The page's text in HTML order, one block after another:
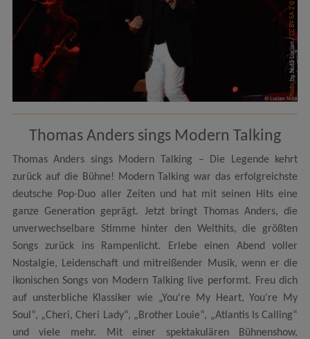
Photo
by Nuță Lucian /
CC BY-SA 2.0
Thomas Anders sings Modern Talking
Thomas Anders sings Modern Talking – Die Legende kehrt
zurück auf die Bühne! Modern Talking war das erfolgreichste
deutsche Pop-Duo aller Zeiten und hat mit seinen Hits eine
ganze Generation geprägt. Jetzt bringt Thomas Anders, die
unverwechselbare Stimme hinter den Welthits, die größten
Songs zurück ins Rampenlicht. Erlebe einen Abend voller
Nostalgie, Leidenschaft und mitreißender Musik, wenn er die
ikonischen Songs von Modern Talking live performt. Freu dich
auf unsterbliche Klassiker wie „You're My Heart, You're My
Soul“, „Cheri, Cheri Lady“, „Brother Louie“, „Atlantis Is Calling“
und viele mehr. Mit einer spektakulären Bühnenshow,